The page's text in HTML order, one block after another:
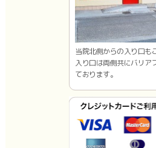
当院北側からの入り口も
入り口は両側共にバリア
ております。